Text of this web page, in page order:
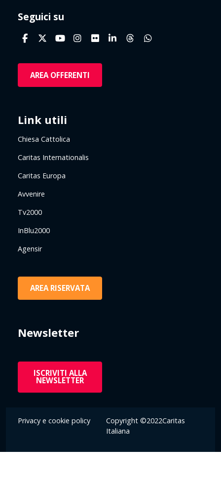
Seguici su
AREA OFFERENTI
Link utili
Chiesa Cattolica
Caritas Internationalis
Caritas Europa
Avvenire
Tv2000
InBlu2000
Agensir
AREA RISERVATA
Newsletter
ISCRIVITI ALLA
NEWSLETTER
Privacy e cookie policy
Copyright ©2022Caritas
Italiana